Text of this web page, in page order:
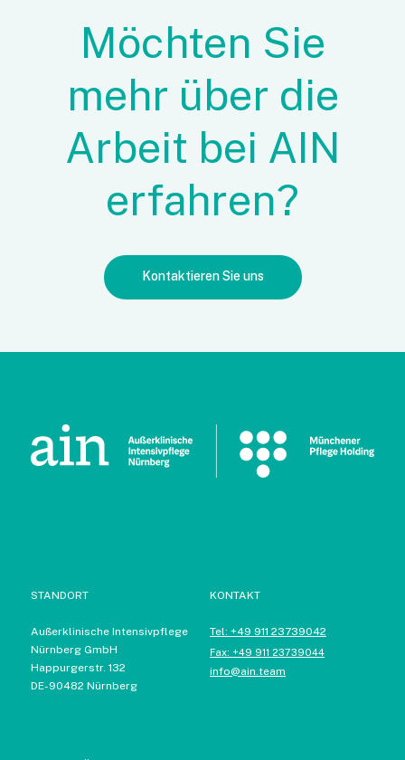
Möchten Sie
mehr über die
Arbeit bei AIN
erfahren?
Kontaktieren Sie uns
STANDORT
Außerklinische Intensivpflege
Nürnberg GmbH
Happurgerstr. 132
DE-90482 Nürnberg
KONTAKT
Tel: +49 911 23739042
Fax: +49 911 23739044
info@ain.team